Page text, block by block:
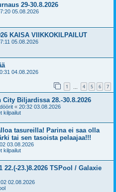
29-30.8.2026
05.08.2026
KAISA VIIKKOKILPAILUT
05.08.2026
04.08.2026
1 4 5 6 7
Biljardissa 28.-30.8.2026
« 20:32 03.08.2026
kilpailut
tasureilla! Parina ei saa olla
tai sen tasoista pelaajaa!!!
03.08.2026
kilpailut
22.(-23.)8.2026 TSPool / Galaxie
02.08.2026